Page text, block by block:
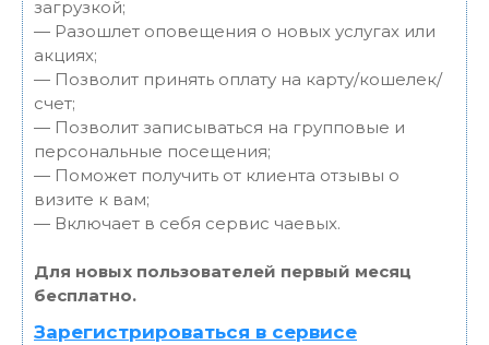
загрузкой;
— Разошлет оповещения о новых услугах или
акциях;
— Позволит принять оплату на карту/кошелек/
счет;
— Позволит записываться на групповые и
персональные посещения;
— Поможет получить от клиента отзывы о
визите к вам;
— Включает в себя сервис чаевых.
Для новых пользователей первый месяц
бесплатно.
Зарегистрироваться в сервисе